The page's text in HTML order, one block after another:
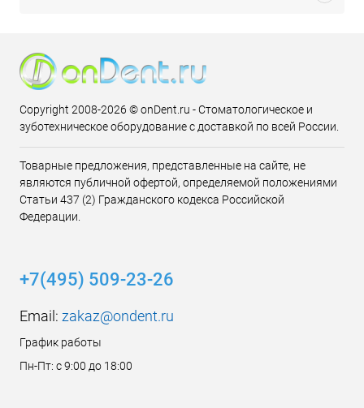
Copyright 2008-2026 © onDent.ru - Стоматологическое и
зуботехническое оборудование с доставкой по всей России.
Товарные предложения, представленные на сайте, не
являются публичной офертой, определяемой положениями
Статьи 437 (2) Гражданского кодекса Российской
Федерации.
+7(495) 509-23-26
Email: zakaz@ondent.ru
График работы
Пн-Пт: с 9:00 до 18:00